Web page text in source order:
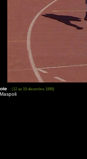
(12 au 19 décembre 1999)